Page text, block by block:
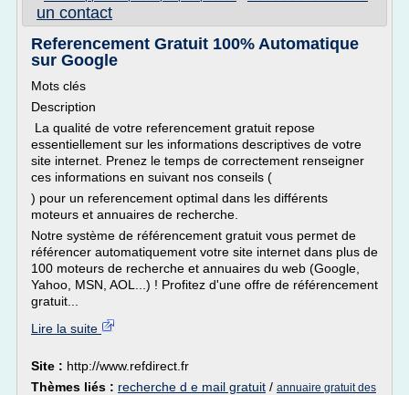
un contact
Referencement Gratuit 100% Automatique
sur Google
Mots clés
Description
La qualité de votre referencement gratuit repose
essentiellement sur les informations descriptives de votre
site internet. Prenez le temps de correctement renseigner
ces informations en suivant nos conseils (
) pour un referencement optimal dans les différents
moteurs et annuaires de recherche.
Notre système de référencement gratuit vous permet de
référencer automatiquement votre site internet dans plus de
100 moteurs de recherche et annuaires du web (Google,
Yahoo, MSN, AOL...) ! Profitez d'une offre de référencement
gratuit...
Lire la suite
Site : http://www.refdirect.fr
Thèmes liés : recherche d e mail gratuit / annuaire gratuit des